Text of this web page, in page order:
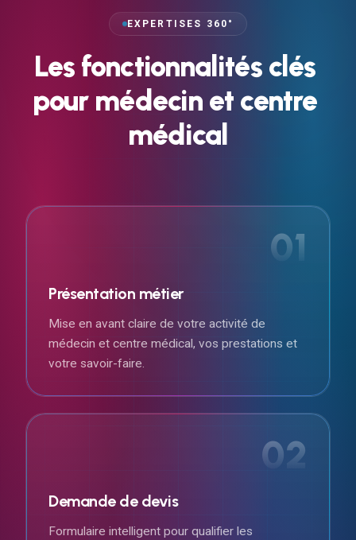
EXPERTISES 360°
Les fonctionnalités clés
pour médecin et centre
médical
01
Présentation métier
Mise en avant claire de votre activité de
médecin et centre médical, vos prestations et
votre savoir-faire.
02
Demande de devis
Formulaire intelligent pour qualifier les